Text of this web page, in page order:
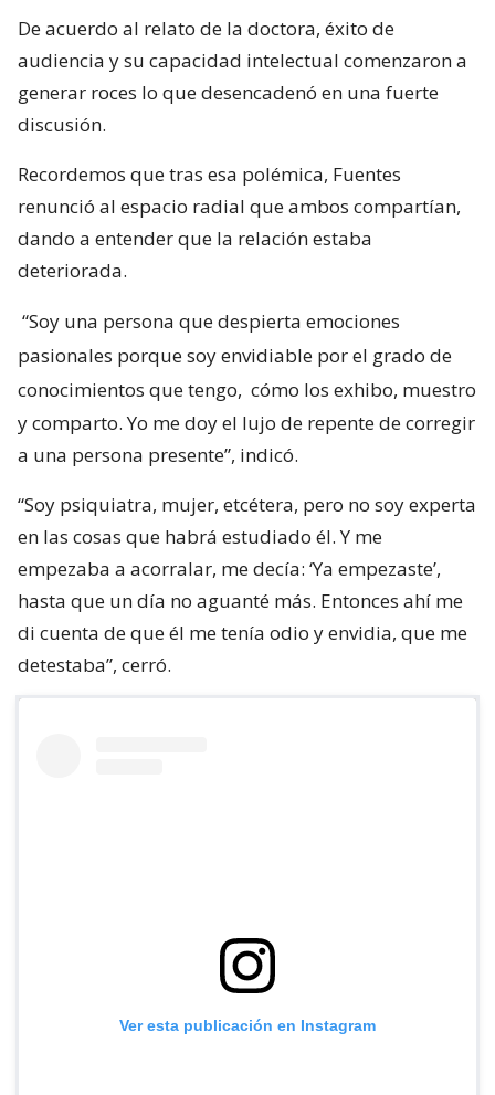
De acuerdo al relato de la doctora, éxito de
audiencia y su capacidad intelectual comenzaron a
generar roces lo que desencadenó en una fuerte
discusión.
Recordemos que tras esa polémica, Fuentes
renunció al espacio radial que ambos compartían,
dando a entender que la relación estaba
deteriorada.
“Soy una persona que despierta emociones
pasionales porque soy envidiable por el grado de
conocimientos que tengo, cómo los exhibo, muestro
y comparto. Yo me doy el lujo de repente de corregir
a una persona presente”, indicó.
“Soy psiquiatra, mujer, etcétera, pero no soy experta
en las cosas que habrá estudiado él. Y me
empezaba a acorralar, me decía: ‘Ya empezaste’,
hasta que un día no aguanté más. Entonces ahí me
di cuenta de que él me tenía odio y envidia, que me
detestaba”, cerró.
Ver esta publicación en Instagram